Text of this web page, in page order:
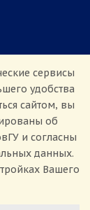
сервисы
удобства
сайтом, вы
об
и согласны
данных.
Вашего